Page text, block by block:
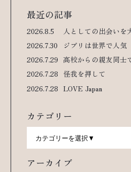
最近の記事
2026.8.5
人としての出会いを
2026.7.30
ジブリは世界で人気
2026.7.29 高校からの親友同士
2026.7.28 怪我を押して
2026.7.28 LOVE Japan
カテゴリー
アーカイブ